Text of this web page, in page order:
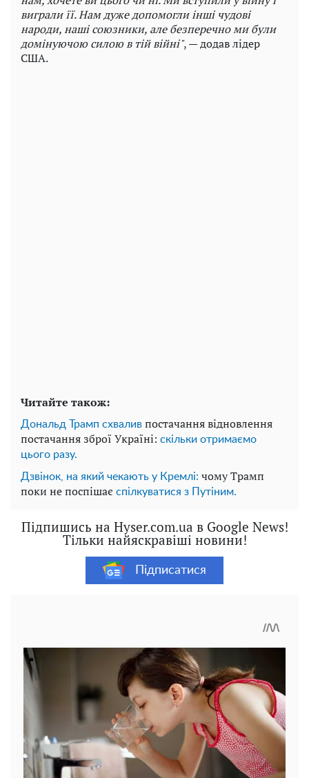
виграли її. Нам дуже допомогли інші чудові
народи, наші союзники, але безперечно ми були
домінуючою силою в тій війні", — додав лідер
США.
Читайте також:
Дональд Трамп схвалив постачання відновлення
постачання зброї Україні: скільки отримаємо
цього разу.
Дзвінок, на який чекають у Кремлі: чому Трамп
поки не поспішає спілкуватися з Путіним.
Підпишись на Hyser.com.ua в Google News!
Тільки найяскравіші новини!
Підписатися